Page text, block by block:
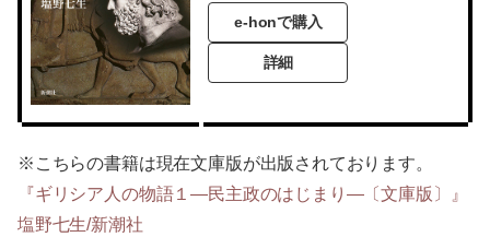
e-honで購入
詳細
※こちらの書籍は現在文庫版が出版されております。
『ギリシア人の物語１―民主政のはじまり―〔文庫版〕』
塩野七生/新潮社